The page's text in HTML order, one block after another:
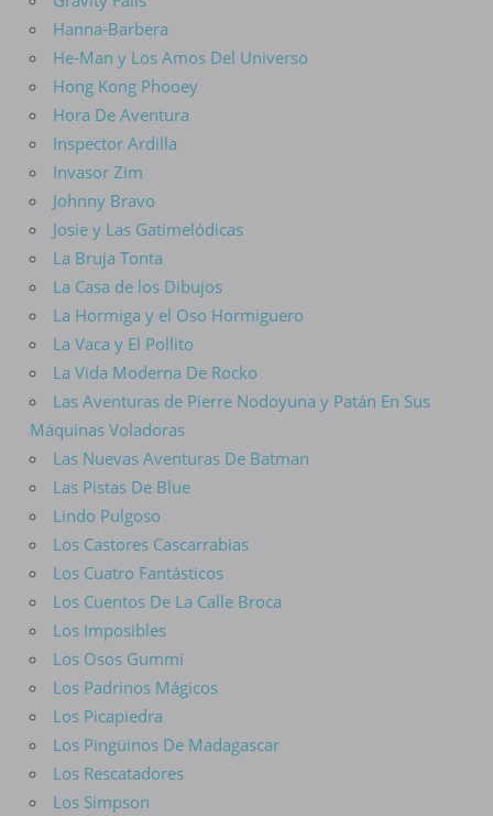
Hanna-Barbera
He-Man y Los Amos Del Universo
Hong Kong Phooey
Hora De Aventura
Inspector Ardilla
Invasor Zim
Johnny Bravo
Josie y Las Gatimelódicas
La Bruja Tonta
La Casa de los Dibujos
La Hormiga y el Oso Hormiguero
La Vaca y El Pollito
La Vida Moderna De Rocko
Las Aventuras de Pierre Nodoyuna y Patán En Sus
Máquinas Voladoras
Las Nuevas Aventuras De Batman
Las Pistas De Blue
Lindo Pulgoso
Los Castores Cascarrabias
Los Cuatro Fantásticos
Los Cuentos De La Calle Broca
Los Imposibles
Los Osos Gummi
Los Padrinos Mágicos
Los Picapiedra
Los Pingüinos De Madagascar
Los Rescatadores
Los Simpson